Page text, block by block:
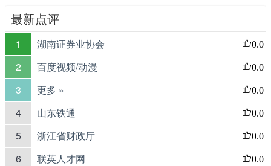
最新点评
1 湖南证券业协会 0.0
2 百度视频/动漫 0.0
3 更多 » 0.0
4 山东铁通 0.0
5 浙江省财政厅 0.0
6 联英人才网 0.0